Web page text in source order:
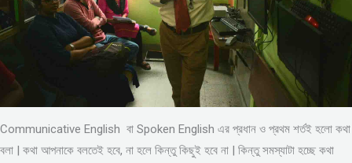
Communicative English বা Spoken English এর প্রধান ও প্রথম শর্তই হলো কথা
বলা | কথা আপনাকে বলতেই হবে, না হলে কিন্তু কিছুই হবে না | কিন্তু সমস্যাটা হচ্ছে কথা